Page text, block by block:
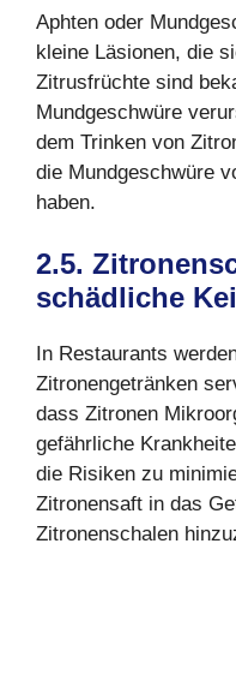
Aphten oder
kleine Läsionen, die
Zitrusfrüchte sind
Mundgeschwüre
dem Trinken von
die Mundgeschwüre
haben.
2.5.
schädliche
In Restaurants
Zitronengetränken
dass Zitronen
gefährliche
die Risiken zu
Zitronensaft in das
Zitronenschalen